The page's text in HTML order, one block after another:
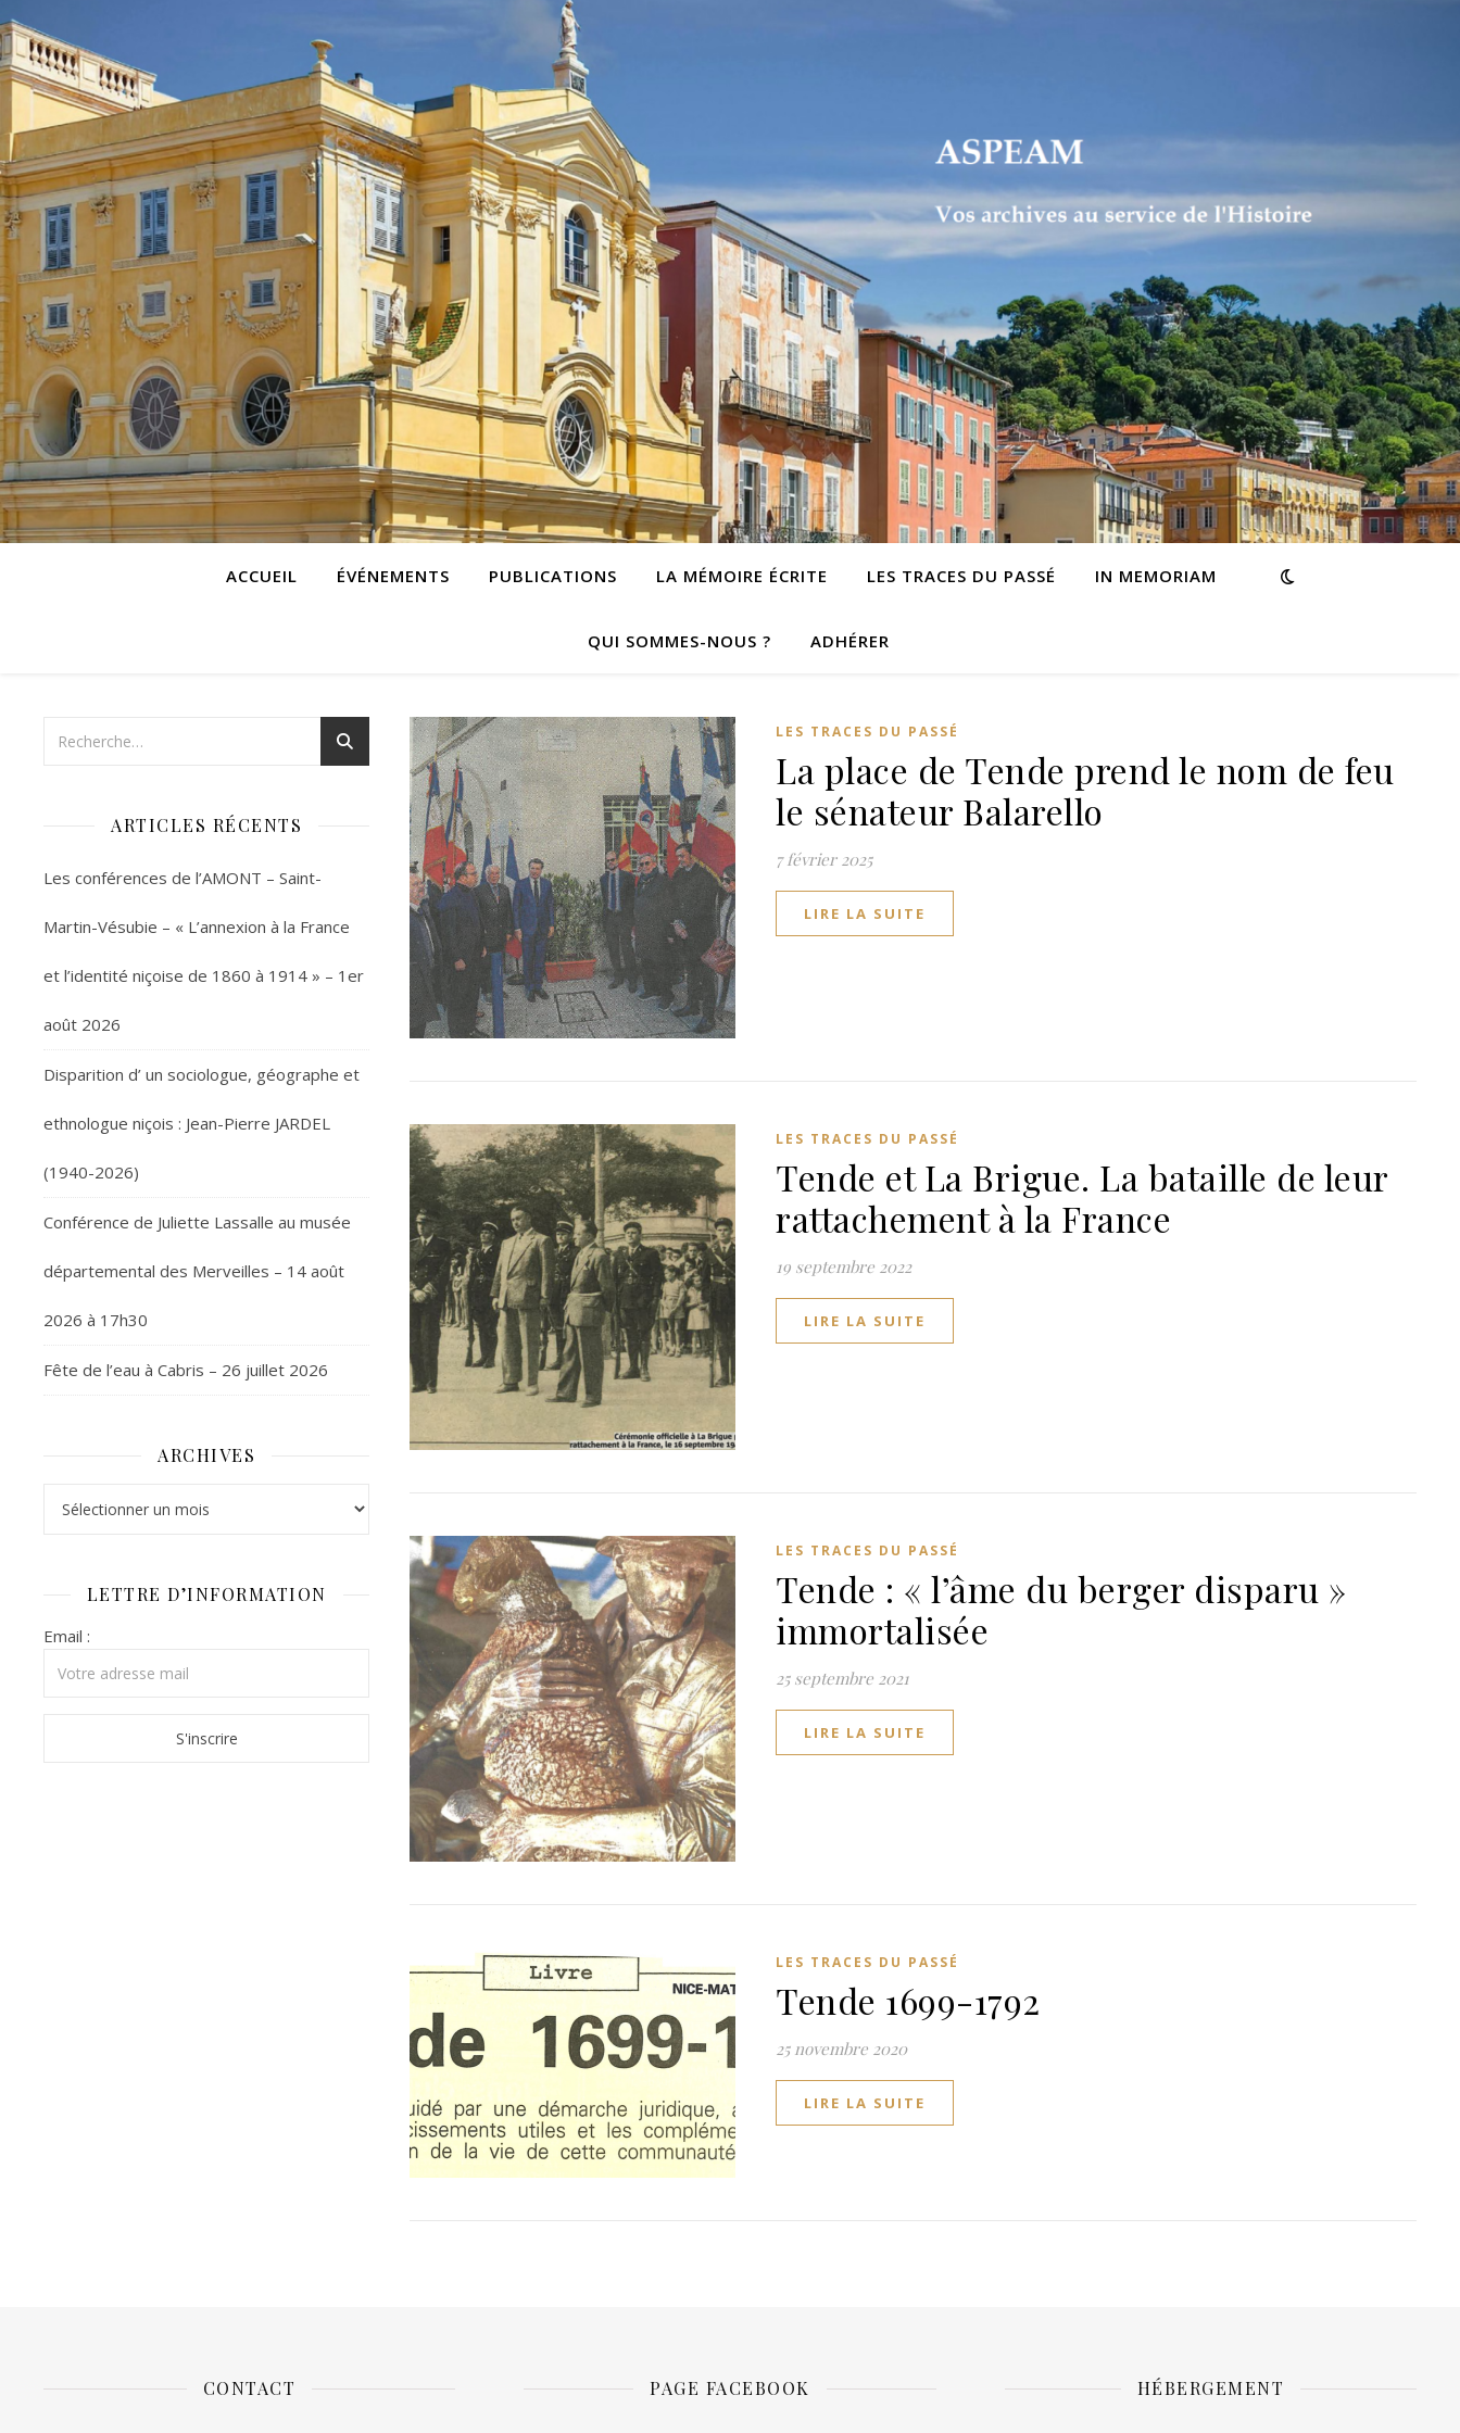
ACCUEIL ÉVÉNEMENTS PUBLICATIONS LA MÉMOIRE ÉCRITE LES TRACES DU PASSÉ IN MEMORIAM
QUI SOMMES-NOUS ? ADHÉRER
ARTICLES RÉCENTS
Les conférences de l’AMONT – Saint-
Martin-Vésubie – « L’annexion à la France
et l’identité niçoise de 1860 à 1914 » – 1er
août 2026
Disparition d’ un sociologue, géographe et
ethnologue niçois : Jean-Pierre JARDEL
(1940-2026)
Conférence de Juliette Lassalle au musée
départemental des Merveilles – 14 août
2026 à 17h30
Fête de l’eau à Cabris – 26 juillet 2026
ARCHIVES
LETTRE D’INFORMATION
Email :
LES TRACES DU PASSÉ
La place de Tende prend le nom de feu
le sénateur Balarello
7 février 2025
LIRE LA SUITE
LES TRACES DU PASSÉ
Tende et La Brigue. La bataille de leur
rattachement à la France
19 septembre 2022
LIRE LA SUITE
LES TRACES DU PASSÉ
Tende : « l’âme du berger disparu »
immortalisée
25 septembre 2021
LIRE LA SUITE
LES TRACES DU PASSÉ
Tende 1699-1792
25 novembre 2020
LIRE LA SUITE
CONTACT PAGE FACEBOOK HÉBERGEMENT